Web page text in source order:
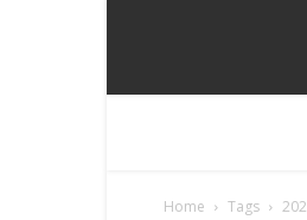
Home Tags